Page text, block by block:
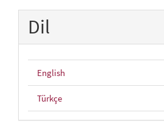
Dil
English
Türkçe